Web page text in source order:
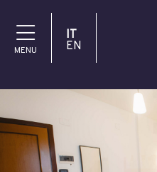
MENU
IT
EN